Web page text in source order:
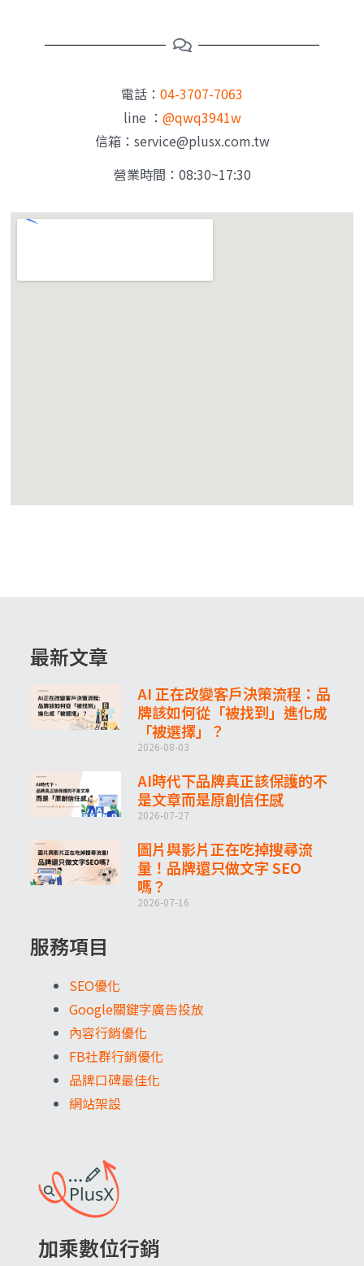
電話： 04-3707-7063
line ： @qwq3941w
信箱：service@plusx.com.tw
營業時間：08:30~17:30
加乘數位行銷
服務項目
SEO優化
Google關鍵字廣告投放
內容行銷優化
FB社群行銷優化
品牌口碑最佳化
網站架設
最新文章
AI 正在改變客戶決策流程：品
牌該如何從「被找到」進化成
「被選擇」？
2026-08-03
AI時代下品牌真正該保護的不
是文章而是原創信任感
2026-07-27
圖片與影片正在吃掉搜尋流
量！品牌還只做文字 SEO
嗎？
2026-07-16